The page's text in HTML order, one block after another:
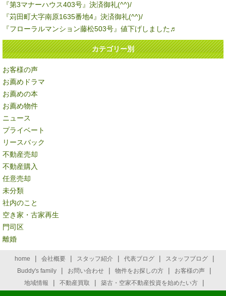
『第3マナーハウス403号』決済御礼(^^)/
『苅田町大字南原1635番地4』決済御礼(^^)/
『フローラルマンション藤松503号』値下げしました♬
カテゴリー別
お客様の声
お薦めドラマ
お薦めの本
お薦め物件
ニュース
プライベート
リースバック
不動産売却
不動産購入
任意売却
未分類
社内のこと
空き家・古家再生
門司区
離婚
home | 会社概要 | スタッフ紹介 | 代表ブログ | スタッフブログ |
Buddy's family | お問い合わせ | 物件をお探しの方 | お客様の声 |
地域情報 | 不動産買取 | 築古・空家不動産投資を始めたい方 |